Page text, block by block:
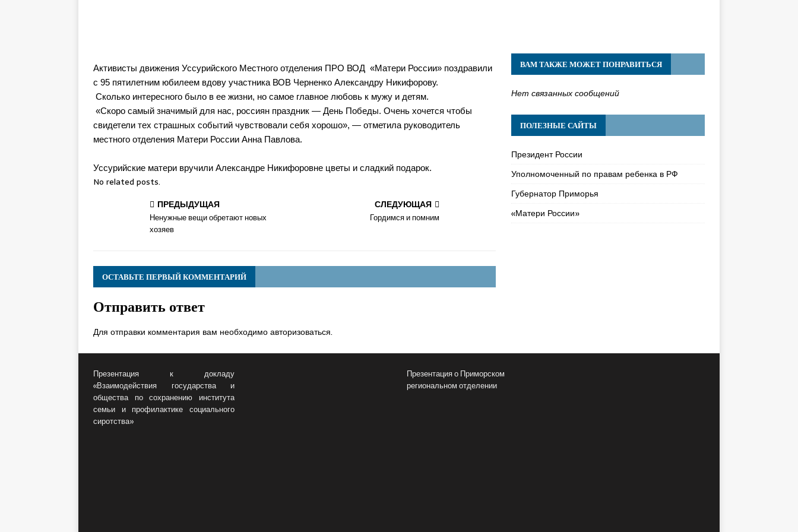
Активисты движения Уссурийского Местного отделения ПРО ВОД «Матери России» поздравили
с 95 пятилетним юбилеем вдову участника ВОВ Черненко Александру Никифорову.
Сколько интересного было в ее жизни, но самое главное любовь к мужу и детям.
«Скоро самый значимый для нас, россиян праздник — День Победы. Очень хочется чтобы
свидетели тех страшных событий чувствовали себя хорошо», — отметила руководитель
местного отделения Матери России Анна Павлова.
Уссурийские матери вручили Александре Никифоровне цветы и сладкий подарок.
No related posts.
ПРЕДЫДУЩАЯ
Ненужные вещи обретают новых
хозяев
СЛЕДУЮЩАЯ
Гордимся и помним
ОСТАВЬТЕ ПЕРВЫЙ КОММЕНТАРИЙ
Отправить ответ
Для отправки комментария вам необходимоавторизоваться.
ВАМ ТАКЖЕ МОЖЕТ ПОНРАВИТЬСЯ
Нет связанных сообщений
ПОЛЕЗНЫЕ САЙТЫ
Президент России
Уполномоченный по правам ребенка в РФ
Губернатор Приморья
«Матери России»
Презентация к докладу
«Взаимодействия государства и
общества по сохранению института
семьи и профилактике социального
сиротства»
Презентация о Приморском
региональном отделении